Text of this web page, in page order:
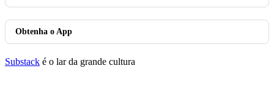
Obtenha o App
Substack é o lar da grande cultura